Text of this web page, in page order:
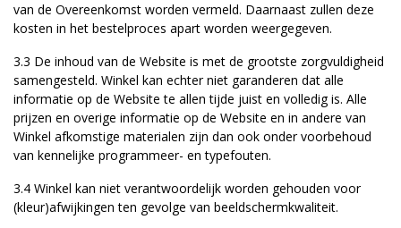
van de Overeenkomst worden vermeld. Daarnaast zullen deze
kosten in het bestelproces apart worden weergegeven.
3.3 De inhoud van de Website is met de grootste zorgvuldigheid
samengesteld. Winkel kan echter niet garanderen dat alle
informatie op de Website te allen tijde juist en volledig is. Alle
prijzen en overige informatie op de Website en in andere van
Winkel afkomstige materialen zijn dan ook onder voorbehoud
van kennelijke programmeer- en typefouten.
3.4 Winkel kan niet verantwoordelijk worden gehouden voor
(kleur)afwijkingen ten gevolge van beeldschermkwaliteit.